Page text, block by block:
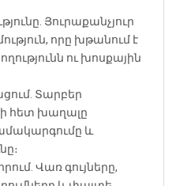
Յուրաքանչյուր
որը խթանում է
ու խոսքային
Տարբեր
հետ խաղալը
և
Վառ գույները,